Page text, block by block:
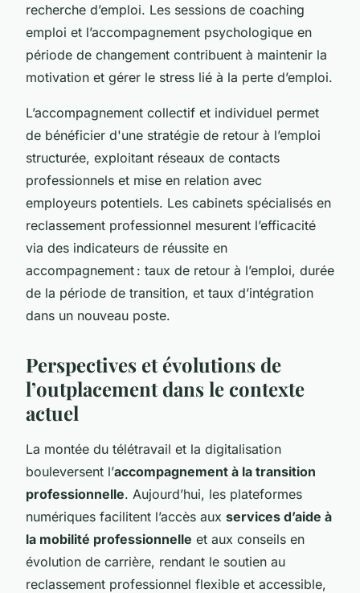
recherche d’emploi. Les sessions de coaching
emploi et l’accompagnement psychologique en
période de changement contribuent à maintenir la
motivation et gérer le stress lié à la perte d’emploi.
L’accompagnement collectif et individuel permet
de bénéficier d'une stratégie de retour à l’emploi
structurée, exploitant réseaux de contacts
professionnels et mise en relation avec
employeurs potentiels. Les cabinets spécialisés en
reclassement professionnel mesurent l’efficacité
via des indicateurs de réussite en
accompagnement : taux de retour à l’emploi, durée
de la période de transition, et taux d’intégration
dans un nouveau poste.
Perspectives et évolutions de
l’outplacement dans le contexte
actuel
La montée du télétravail et la digitalisation
bouleversent l’accompagnement à la transition
professionnelle. Aujourd’hui, les plateformes
numériques facilitent l’accès aux services d’aide à
la mobilité professionnelle et aux conseils en
évolution de carrière, rendant le soutien au
reclassement professionnel flexible et accessible,